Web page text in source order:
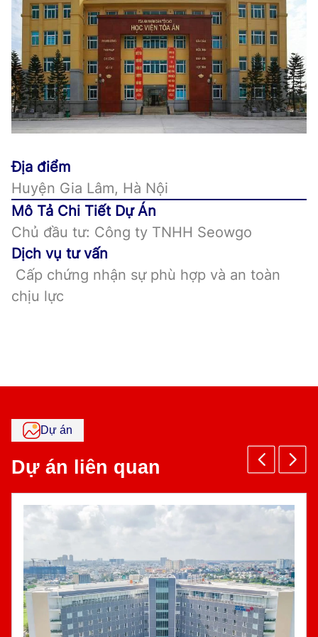
Địa điểm
Huyện Gia Lâm, Hà Nội
Mô Tả Chi Tiết Dự Án
Chủ đầu tư: Công ty TNHH Seowgo
Dịch vụ tư vấn
Cấp chứng nhận sự phù hợp và an toàn
chịu lực
Dự án
Dự án liên quan